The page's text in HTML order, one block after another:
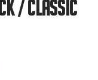
/ CLASSIC